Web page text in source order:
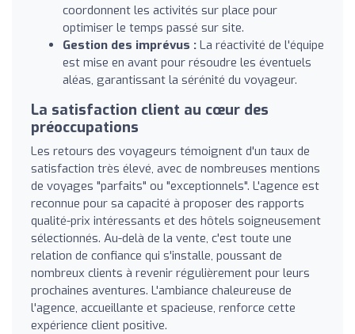
coordonnent les activités sur place pour
optimiser le temps passé sur site.
Gestion des imprévus : La réactivité de l'équipe
est mise en avant pour résoudre les éventuels
aléas, garantissant la sérénité du voyageur.
La satisfaction client au cœur des
préoccupations
Les retours des voyageurs témoignent d'un taux de
satisfaction très élevé, avec de nombreuses mentions
de voyages "parfaits" ou "exceptionnels". L'agence est
reconnue pour sa capacité à proposer des rapports
qualité-prix intéressants et des hôtels soigneusement
sélectionnés. Au-delà de la vente, c'est toute une
relation de confiance qui s'installe, poussant de
nombreux clients à revenir régulièrement pour leurs
prochaines aventures. L'ambiance chaleureuse de
l'agence, accueillante et spacieuse, renforce cette
expérience client positive.